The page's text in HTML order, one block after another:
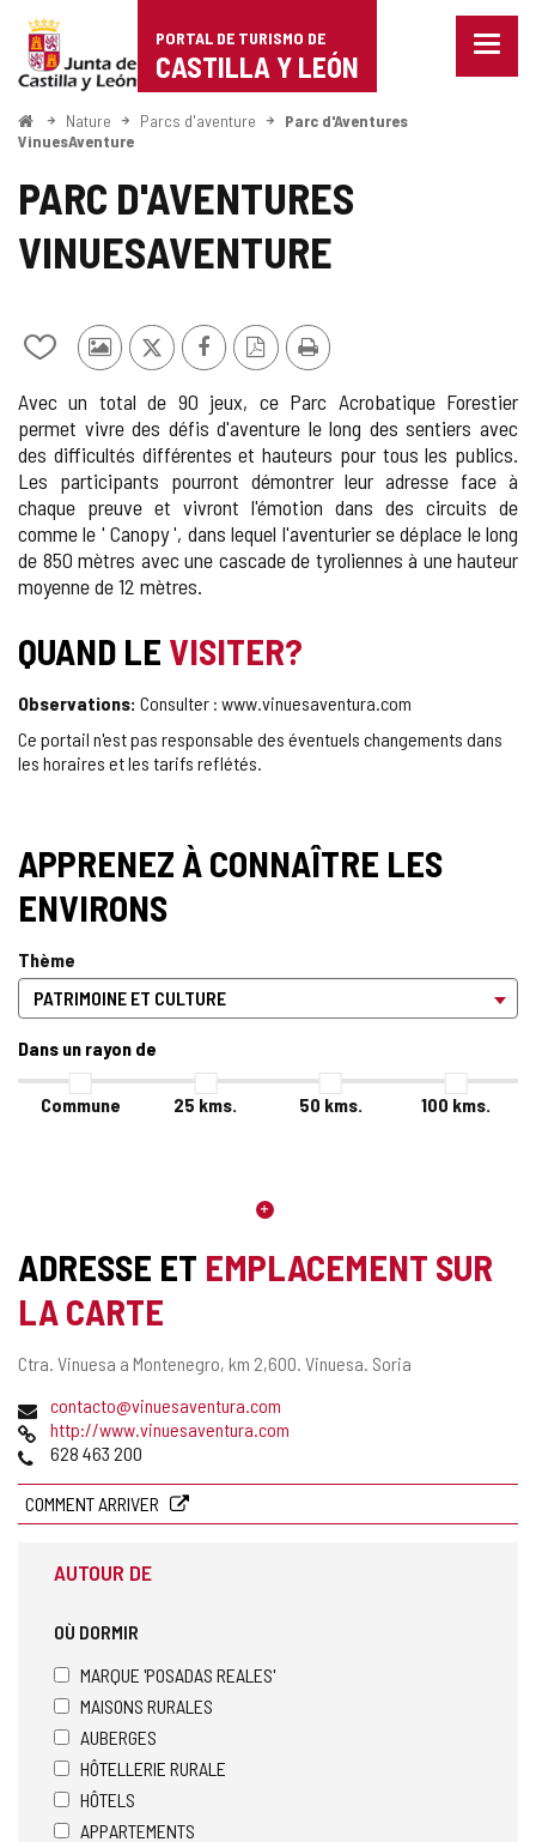
Portal
de
Turismo
de
Castilla
PORTAL DE TURISMO DE
CASTILLA Y LEÓN
Menu
<
Accueil
Nature Parcs d'aventure
Parc d'Aventures
VinuesAventure
PARC D'AVENTURES
VINUESAVENTURE
Ajouter/retirer
contenu
de
cahiers
Photos
touristes
X FacebookVersionImprimer
Avec un total de 90 jeux, ce Parc Acrobatique Forestier
permet vivre des défis d'aventure le long des sentiers avec
des difficultés différentes et hauteurs pour tous les publics.
Les participants pourront démontrer leur adresse face à
chaque preuve et vivront l'émotion dans des circuits de
comme le ' Canopy ', dans lequel l'aventurier se déplace le long
de 850 mètres avec une cascade de tyroliennes à une hauteur
moyenne de 12 mètres.
QUAND LE VISITER?
Observations: Consulter : www.vinuesaventura.com
Ce portail n'est pas responsable des éventuels changements dans
les horaires et les tarifs reflétés.
APPRENEZ À CONNAÎTRE LES
ENVIRONS
Thème
Dans un rayon de
Commune 25 kms. 50 kms. 100 kms.
ADRESSE ET EMPLACEMENT SUR
LA CARTE
Adresse
Ctra. Vinuesa a Montenegro, km 2,600. Vinuesa. Soria
Adresse
de
courrier
contacto@vinuesaventura.com
Page
Web
http://www.vinuesaventura.com
Téléphones
628 463 200
COMMENT ARRIVER
AUTOUR DE
OÙ DORMIR
MARQUE 'POSADAS REALES'
MAISONS RURALES
AUBERGES
HÔTELLERIE RURALE
HÔTELS
APPARTEMENTS